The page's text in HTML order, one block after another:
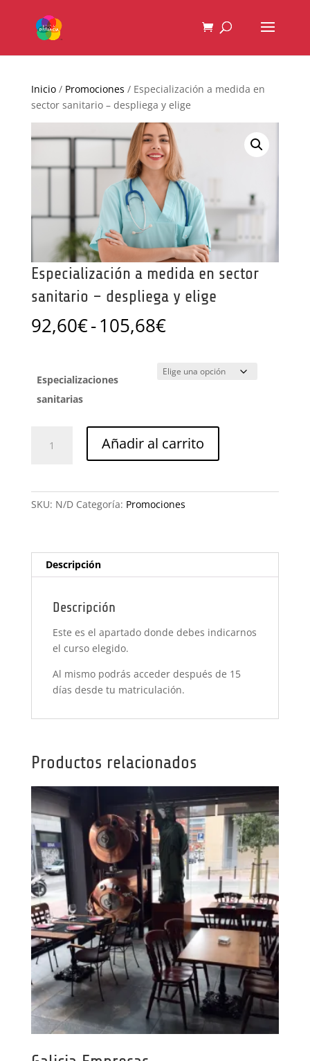
Inicio/ Promociones / Especialización a medida en
sector sanitario – despliega y elige
Especialización a medida en sector
sanitario – despliega y elige
92,60€-105,68€Rango
de
desde
105,68€
Especializaciones
sanitarias
elige
Añadir al carrito
SKU: N/D Categoría: Promociones
Descripción
Descripción
Este es el apartado donde debes indicarnos
el curso elegido.
Al mismo podrás acceder después de 15
días desde tu matriculación.
Productos relacionados